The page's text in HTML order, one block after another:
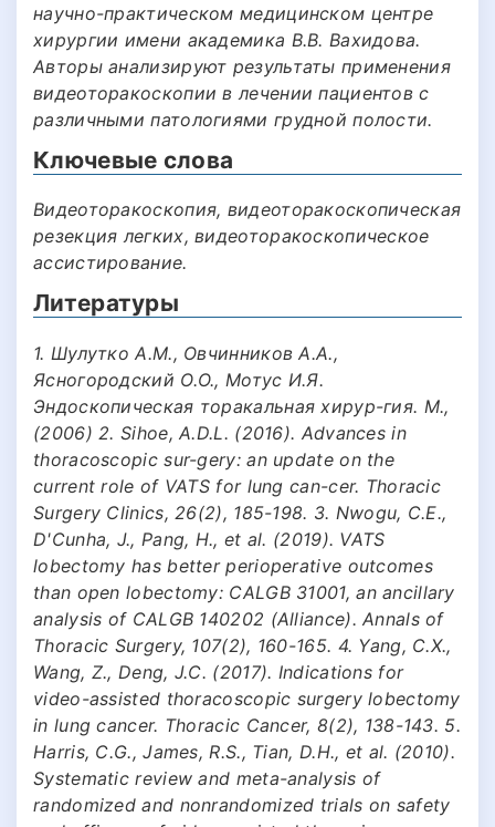
научно-практическом медицинском центре
хирургии имени академика В.В. Вахидова.
Авторы анализируют результаты применения
видеоторакоскопии в лечении пациентов с
различными патологиями грудной полости.
Ключевые слова
Видеоторакоскопия, видеоторакоскопическая
резекция легких, видеоторакоскопическое
ассистирование.
Литературы
1. Шулутко А.М., Овчинников А.А.,
Ясногородский О.О., Мотус И.Я.
Эндоскопическая торакальная хирур-гия. M.,
(2006) 2. Sihoe, A.D.L. (2016). Advances in
thoracoscopic sur-gery: an update on the
current role of VATS for lung can-cer. Thoracic
Surgery Clinics, 26(2), 185-198. 3. Nwogu, C.E.,
D'Cunha, J., Pang, H., et al. (2019). VATS
lobectomy has better perioperative outcomes
than open lobectomy: CALGB 31001, an ancillary
analysis of CALGB 140202 (Alliance). Annals of
Thoracic Surgery, 107(2), 160-165. 4. Yang, C.X.,
Wang, Z., Deng, J.C. (2017). Indications for
video-assisted thoracoscopic surgery lobectomy
in lung cancer. Thoracic Cancer, 8(2), 138-143. 5.
Harris, C.G., James, R.S., Tian, D.H., et al. (2010).
Systematic review and meta-analysis of
randomized and nonrandomized trials on safety